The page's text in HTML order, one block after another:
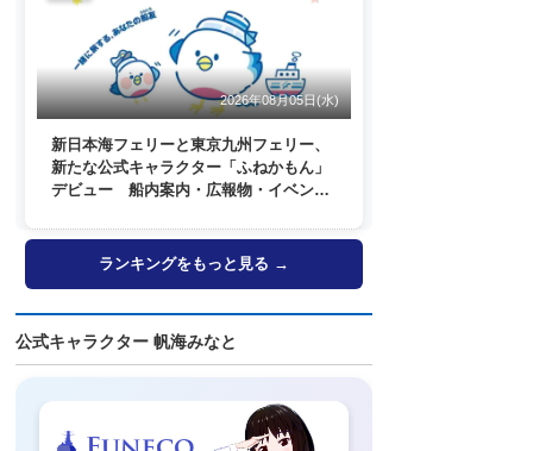
2026年08月05日(水)
新日本海フェリーと東京九州フェリー、
新たな公式キャラクター「ふねかもん」
デビュー 船内案内・広報物・イベン
ランキングをもっと見る →
公式キャラクター 帆海みなと